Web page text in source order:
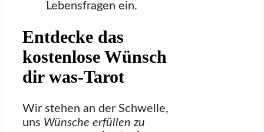
Lebensfragen ein.
Entdecke das
kostenlose Wünsch
dir was-Tarot
Wir stehen an der Schwelle,
uns Wünsche erfüllen zu